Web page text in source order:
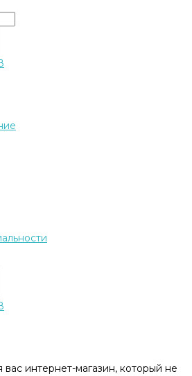
интернет-магазин, который не